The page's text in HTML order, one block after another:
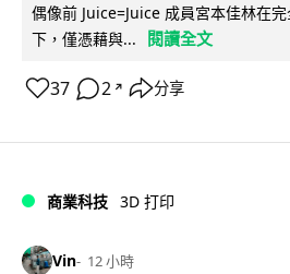
偶像前 Juice=Juice 成員宮本佳林在
下，僅憑藉與...
閱讀全文
37 2 ↗ 分享
商業科技 3D 打印
Vin 12 小時